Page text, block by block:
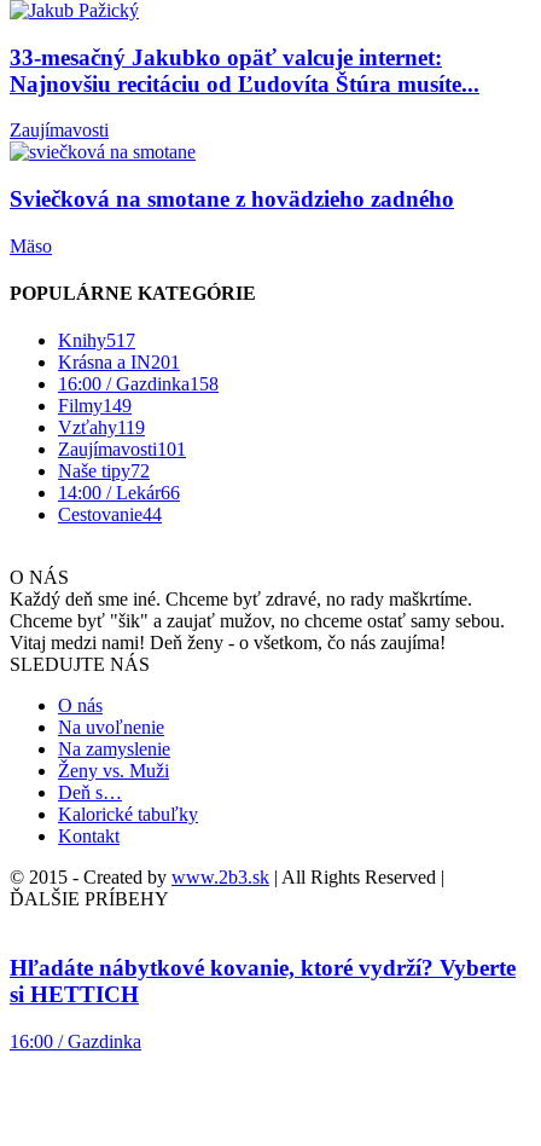
33-mesačný Jakubko opäť valcuje internet:
Najnovšiu recitáciu od Ľudovíta Štúra musíte...
Zaujímavosti
Sviečková na smotane z hovädzieho zadného
Mäso
POPULÁRNE KATEGÓRIE
Knihy517
Krásna a IN201
16:00 / Gazdinka158
Filmy149
Vzťahy119
Zaujímavosti101
Naše tipy72
14:00 / Lekár66
Cestovanie44
O NÁS
Každý deň sme iné. Chceme byť zdravé, no rady maškrtíme.
Chceme byť "šik" a zaujať mužov, no chceme ostať samy sebou.
Vitaj medzi nami! Deň ženy - o všetkom, čo nás zaujíma!
SLEDUJTE NÁS
O nás
Na uvoľnenie
Na zamyslenie
Ženy vs. Muži
Deň s…
Kalorické tabuľky
Kontakt
© 2015 - Created by www.2b3.sk | All Rights Reserved |
ĎALŠIE PRÍBEHY
Hľadáte nábytkové kovanie, ktoré vydrží? Vyberte
si HETTICH
16:00 / Gazdinka